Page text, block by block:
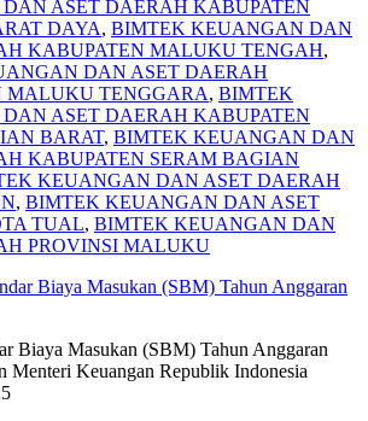
ASET DAERAH KABUPATEN
DAYA, BIMTEK KEUANGAN DAN
KABUPATEN MALUKU TENGAH,
DAN ASET DAERAH
MALUKU TENGGARA, BIMTEK
ASET DAERAH KABUPATEN
BARAT, BIMTEK KEUANGAN DAN
KABUPATEN SERAM BAGIAN
KEUANGAN DAN ASET DAERAH
, BIMTEK KEUANGAN DAN ASET
TUAL, BIMTEK KEUANGAN DAN
PROVINSI MALUKU
Biaya Masukan (SBM) Tahun Anggaran
Menteri Keuangan Republik Indonesia